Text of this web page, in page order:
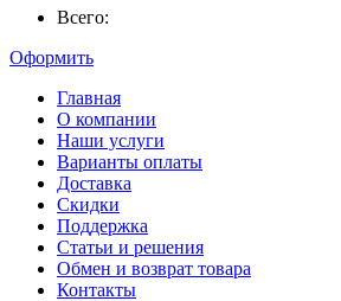
Всего:
Оформить
Главная
О компании
Наши услуги
Варианты оплаты
Доставка
Скидки
Поддержка
Статьи и решения
Обмен и возврат товара
Контакты